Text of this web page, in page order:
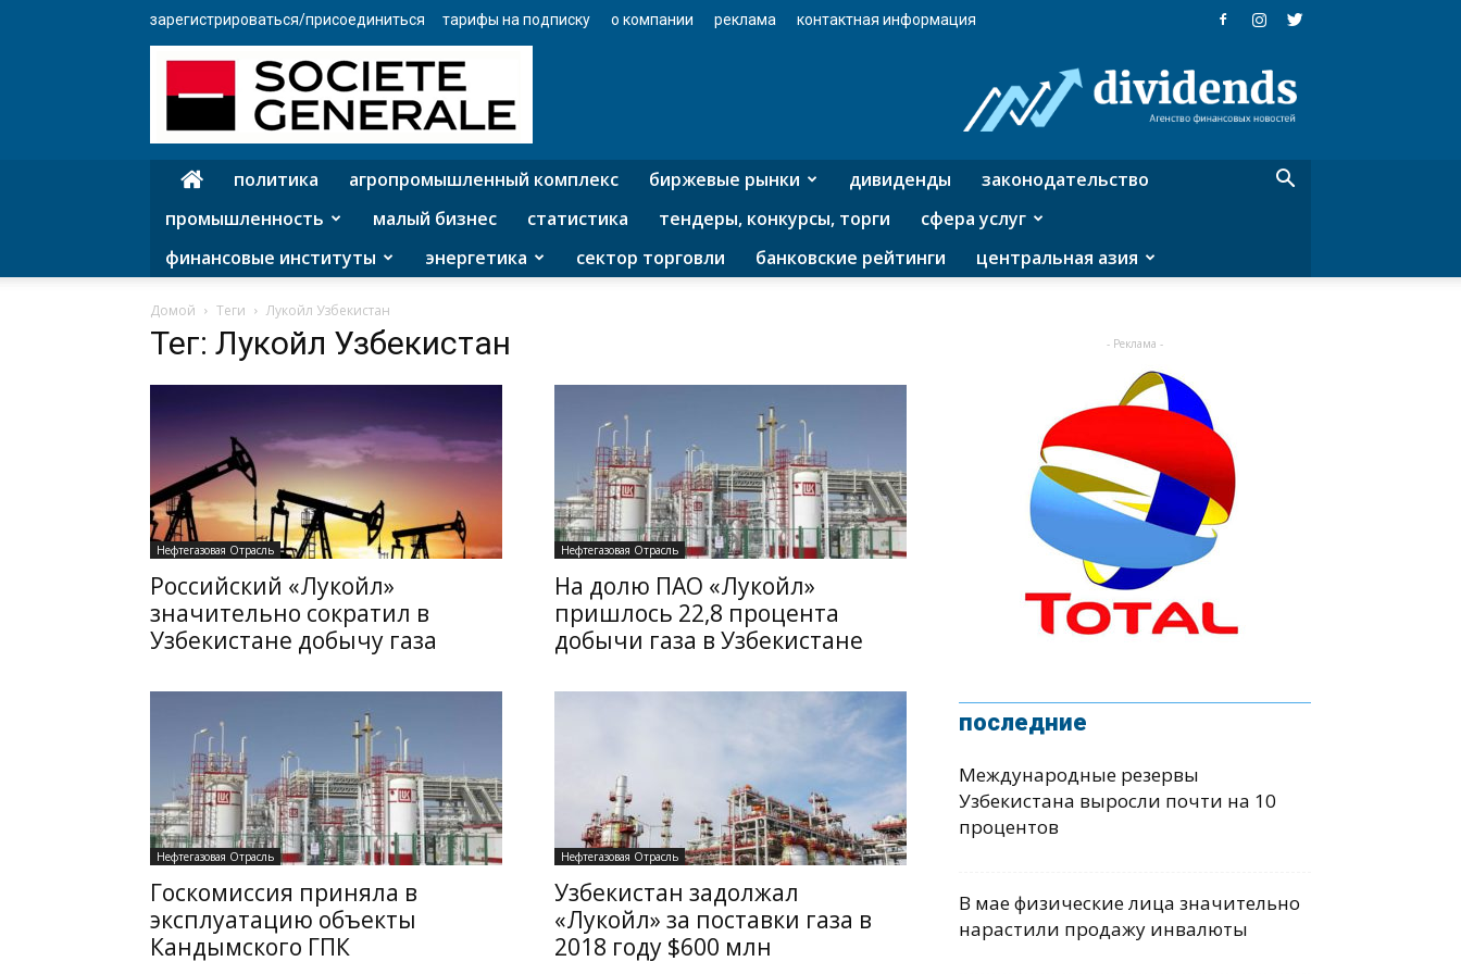
зарегистрироваться/присоединиться тарифы на подписку о компании реклама контактная информация
агентство
финансовых
политика агропромышленный комплекс биржевые рынки дивиденды
законодательство
промышленность
малый бизнес статистика тендеры, конкурсы, торги
сфера услуг
финансовые институты
энергетика сектор торговли банковские рейтинги центральная азия
Домой Теги Лукойл Узбекистан
Тег: Лукойл Узбекистан
Нефтегазовая Отрасль
Российский «Лукойл»
значительно сократил в
Узбекистане добычу газа
Нефтегазовая Отрасль
На долю ПАО «Лукойл»
пришлось 22,8 процента
добычи газа в Узбекистане
Нефтегазовая Отрасль
Госкомиссия приняла в
эксплуатацию объекты
Кандымского ГПК
Нефтегазовая Отрасль
Узбекистан задолжал
«Лукойл» за поставки газа в
2018 году $600 млн
- Реклама -
последние
Международные резервы
Узбекистана выросли почти на 10
процентов
В мае физические лица значительно
нарастили продажу инвалюты